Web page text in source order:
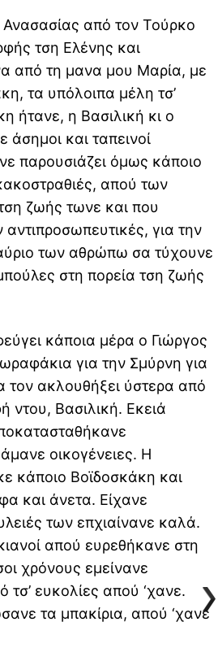
από τον Τούρκο
τση Ελένης και
από τη μανα μου Μαρία, με
τα υπόλοιπα μέλη τσ’
ήτανε, η Βασιλική κι ο
άσημοι και ταπεινοί
παρουσιάζει όμως κάποιο
απού των
ζωής τωνε και που
αντιπροσωπευτικές, για την
των αθρώπω σα τύχουνε
στη πορεία τση ζωής
κάποια μέρα ο Γιώργος
για την Σμύρνη για
τον ακλουθήξει ύστερα από
ντου, Βασιλική. Εκειά
οικογένειες. Η
κάποιο Βοϊδοσκάκη και
και άνετα. Είχανε
των επχιαίνανε καλά.
απού ευρεθήκανε στη
χρόνους εμείνανε
τσ’ ευκολίες απού ‘χανε.
τα μπακίρια, απού ‘χανε